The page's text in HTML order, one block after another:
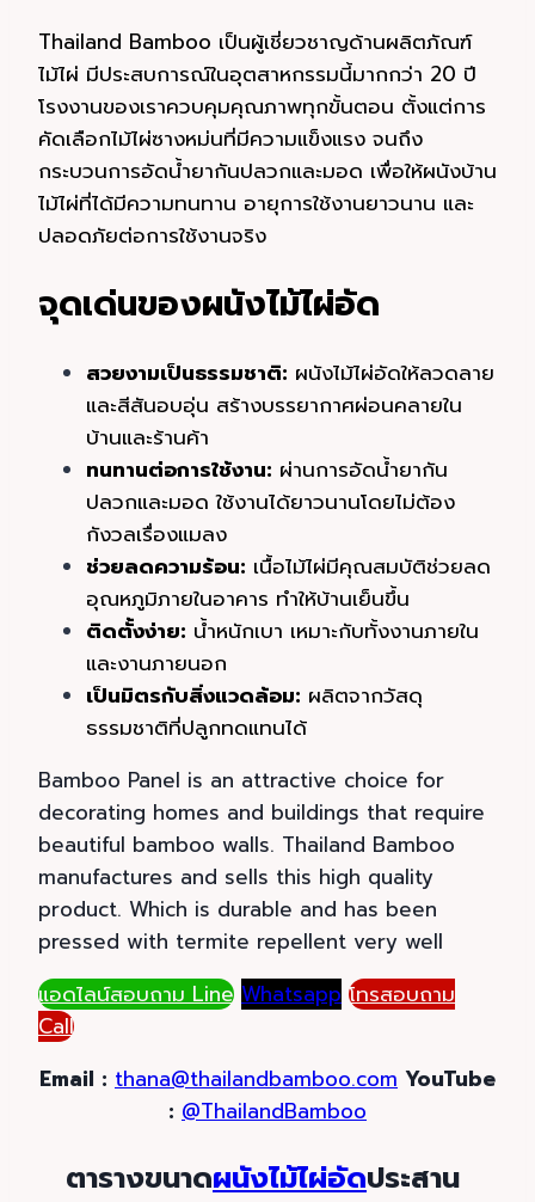
Thailand Bamboo เป็นผู้เชี่ยวชาญด้านผลิตภัณฑ์
ไม้ไผ่ มีประสบการณ์ในอุตสาหกรรมนี้มากกว่า 20 ปี
โรงงานของเราควบคุมคุณภาพทุกขั้นตอน ตั้งแต่การ
คัดเลือกไม้ไผ่ซางหม่นที่มีความแข็งแรง จนถึง
กระบวนการอัดน้ำยากันปลวกและมอด เพื่อให้ผนังบ้าน
ไม้ไผ่ที่ได้มีความทนทาน อายุการใช้งานยาวนาน และ
ปลอดภัยต่อการใช้งานจริง
จุดเด่นของผนังไม้ไผ่อัด
สวยงามเป็นธรรมชาติ: ผนังไม้ไผ่อัดให้ลวดลาย
และสีสันอบอุ่น สร้างบรรยากาศผ่อนคลายใน
บ้านและร้านค้า
ทนทานต่อการใช้งาน: ผ่านการอัดน้ำยากัน
ปลวกและมอด ใช้งานได้ยาวนานโดยไม่ต้อง
กังวลเรื่องแมลง
ช่วยลดความร้อน: เนื้อไม้ไผ่มีคุณสมบัติช่วยลด
อุณหภูมิภายในอาคาร ทำให้บ้านเย็นขึ้น
ติดตั้งง่าย: น้ำหนักเบา เหมาะกับทั้งงานภายใน
และงานภายนอก
เป็นมิตรกับสิ่งแวดล้อม: ผลิตจากวัสดุ
ธรรมชาติที่ปลูกทดแทนได้
Bamboo Panel is an attractive choice for
decorating homes and buildings that require
beautiful bamboo walls. Thailand Bamboo
manufactures and sells this high quality
product. Which is durable and has been
pressed with termite repellent very well
แอดไลน์สอบถาม Line Whatsapp โทรสอบถาม
Call
Email : thana@thailandbamboo.com YouTube
: @ThailandBamboo
ตารางขนาดผนังไม้ไผ่อัดประสาน